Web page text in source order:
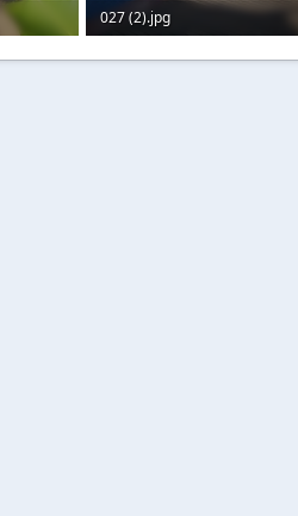
027 (2).jpg